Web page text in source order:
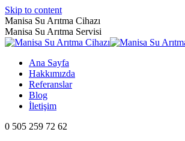
Skip to content
Manisa Su Arıtma Cihazı
Manisa Su Arıtma Servisi
Ana Sayfa
Hakkımızda
Referanslar
Blog
İletişim
0 505 259 72 62